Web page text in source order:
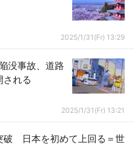
2025/1/31(Fr) 13:29
没事故、道路
される
2025/1/31(Fr) 13:21
破 日本を初めて上回る＝世